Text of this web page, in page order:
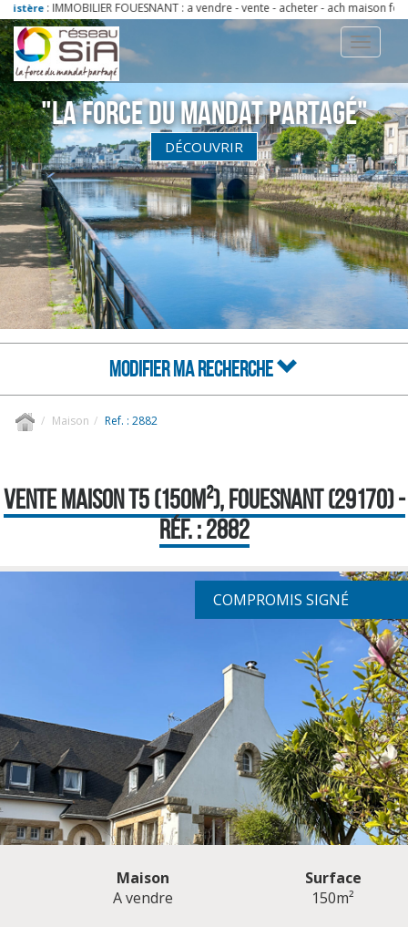
: IMMOBILIER FOUESNANT : a vendre - vente - acheter - ach maison
Toggle
"La Force du Mandat partagé"
DÉCOUVRIR
MODIFIER MA RECHERCHE
Maison Ref. : 2882
VENTE MAISON T5 (150M²), FOUESNANT (29170) -
RÉF. : 2882
COMPROMIS SIGNÉ
Maison
A vendre
Surface
150m²